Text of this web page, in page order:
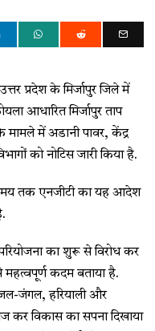
प्रदेश के मिर्जापुर जिले में
आधारित मिर्जापुर ताप
मामले में अडानी पावर, केंद्र
को नोटिस जारी किया है.
तक एनजीटी का यह आदेश
का शुरू से विरोध कर
महत्वपूर्ण कदम बताया है.
जंगल, हरियाली और
कर विकास का सपना दिखाया